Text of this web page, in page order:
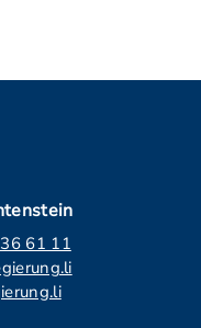
61 11